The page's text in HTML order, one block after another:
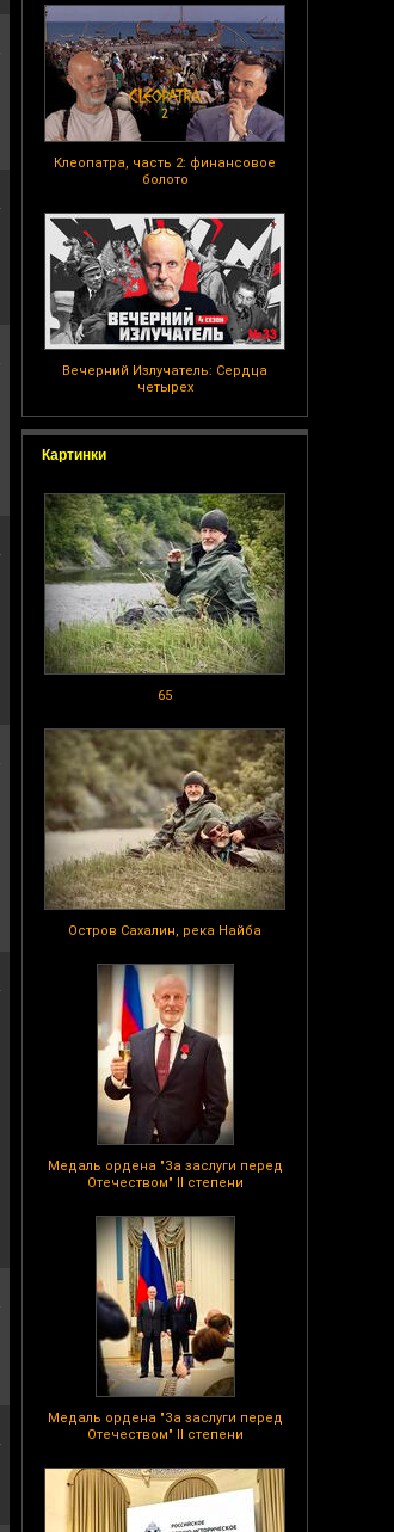
Клеопатра, часть 2: финансовое
болото
Вечерний Излучатель: Сердца
четырех
Картинки
65
Остров Сахалин, река Найба
Медаль ордена "За заслуги перед
Отечеством" II степени
Медаль ордена "За заслуги перед
Отечеством" II степени